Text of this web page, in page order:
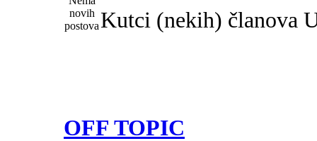
Kutci (nekih) članova
OFF TOPIC